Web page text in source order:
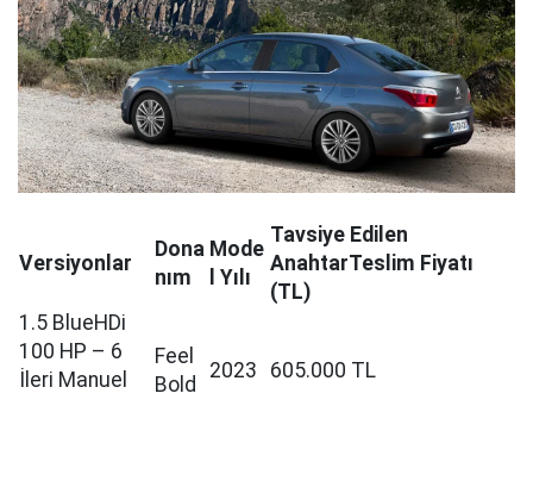
Versiyonlar
Dona
nım
Mode
l Yılı
Tavsiye Edilen
AnahtarTeslim Fiyatı
(TL)
1.5 BlueHDi
100 HP – 6
İleri Manuel
Feel
Bold
2023 605.000 TL